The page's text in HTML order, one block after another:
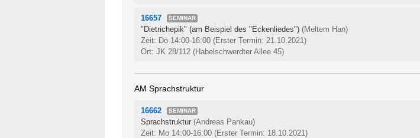
16657 SEMINAR
"Dietrichepik" (am Beispiel des "Eckenliedes") (Meltem Han)
Zeit: Do 14:00-16:00 (Erster Termin: 21.10.2021)
Ort: JK 28/112 (Habelschwerdter Allee 45)
AM Sprachstruktur
16662 SEMINAR
Sprachstruktur (Andreas Pankau)
Zeit: Mo 14:00-16:00 (Erster Termin: 18.10.2021)